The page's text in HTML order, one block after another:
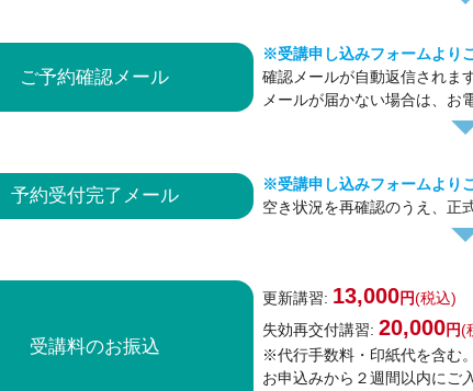
ご予約確認メール
※受講申し込みフォームより
確認メールが自動返信されます
メールが届かない場合は、お
予約受付完了メール
※受講申し込みフォームより
空き状況を再確認のうえ、正
受講料のお振込
更新講習: 13,000円(税込)
失効再交付講習: 20,000円(
※代行手数料・印紙代を含む。
お申込みから２週間以内にご